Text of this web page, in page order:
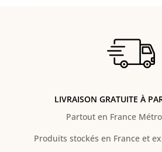
LIVRAISON GRATUITE À
Partout en France
Produits stockés en France et